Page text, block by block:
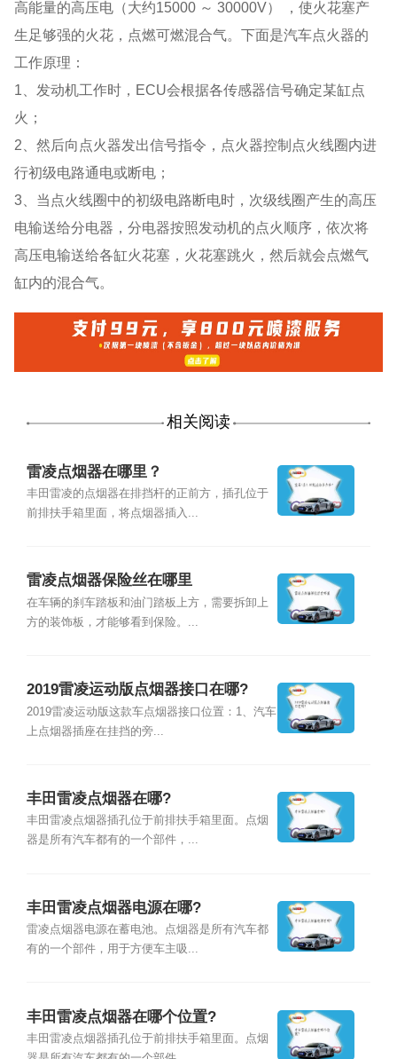
高能量的高压电（大约15000 ～ 30000V） ，使火花塞产
生足够强的火花，点燃可燃混合气。下面是汽车点火器的
工作原理：
1、发动机工作时，ECU会根据各传感器信号确定某缸点
火；
2、然后向点火器发出信号指令，点火器控制点火线圈内进
行初级电路通电或断电；
3、当点火线圈中的初级电路断电时，次级线圈产生的高压
电输送给分电器，分电器按照发动机的点火顺序，依次将
高压电输送给各缸火花塞，火花塞跳火，然后就会点燃气
缸内的混合气。
相关阅读
雷凌点烟器在哪里？
丰田雷凌的点烟器在排挡杆的正前方，插孔位于
前排扶手箱里面，将点烟器插入...
雷凌点烟器保险丝在哪里
在车辆的刹车踏板和油门踏板上方，需要拆卸上
方的装饰板，才能够看到保险。...
2019雷凌运动版点烟器接口在哪?
2019雷凌运动版这款车点烟器接口位置：1、汽车
上点烟器插座在挂挡的旁...
丰田雷凌点烟器在哪?
丰田雷凌点烟器插孔位于前排扶手箱里面。点烟
器是所有汽车都有的一个部件，...
丰田雷凌点烟器电源在哪?
雷凌点烟器电源在蓄电池。点烟器是所有汽车都
有的一个部件，用于方便车主吸...
丰田雷凌点烟器在哪个位置?
丰田雷凌点烟器插孔位于前排扶手箱里面。点烟